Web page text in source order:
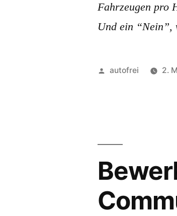
Fahrzeugen pro
Und ein “Nein”,
Veröffentlicht
autofrei 2.